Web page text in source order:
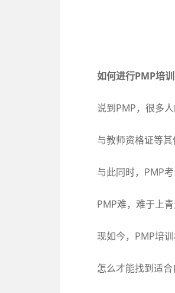
如何进行PMP培训
说到PMP，很多人
与教师资格证等其他
与此同时，PMP考
PMP难，难于上青
现如今，PMP培训
怎么才能找到适合